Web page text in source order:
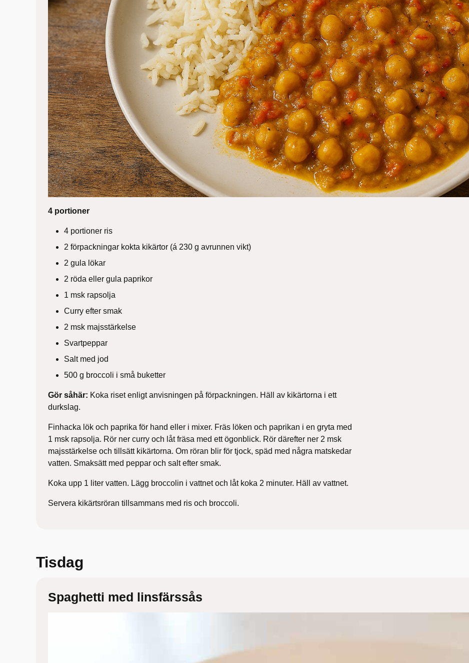
4 portioner
4 portioner ris
2 förpackningar kokta kikärtor (á 230 g avrunnen vikt)
2 gula lökar
2 röda eller gula paprikor
1 msk rapsolja
Curry efter smak
2 msk majsstärkelse
Svartpeppar
Salt med jod
500 g broccoli i små buketter
Gör såhär: Koka riset enligt anvisningen på förpackningen. Häll av kikärtorna i ett
durkslag.
Finhacka lök och paprika för hand eller i mixer. Fräs löken och paprikan i en gryta med
1 msk rapsolja. Rör ner curry och låt fräsa med ett ögonblick. Rör därefter ner 2 msk
majsstärkelse och tillsätt kikärtorna. Om röran blir för tjock, späd med några matskedar
vatten. Smaksätt med peppar och salt efter smak.
Koka upp 1 liter vatten. Lägg broccolin i vattnet och låt koka 2 minuter. Häll av vattnet.
Servera kikärtsröran tillsammans med ris och broccoli.
Tisdag
Spaghetti med linsfärssås